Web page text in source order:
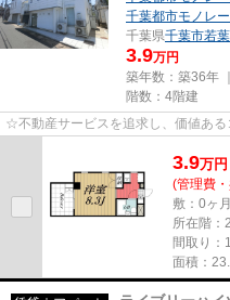
千葉都市モノレ
千葉県千葉市若
3.9万円
築年数：築36年
階数：4階建
☆不動産サービスを追求し、価値あ
3.9万円
(管理費
敷：0ヶ
所在階：
間取り：
面積：